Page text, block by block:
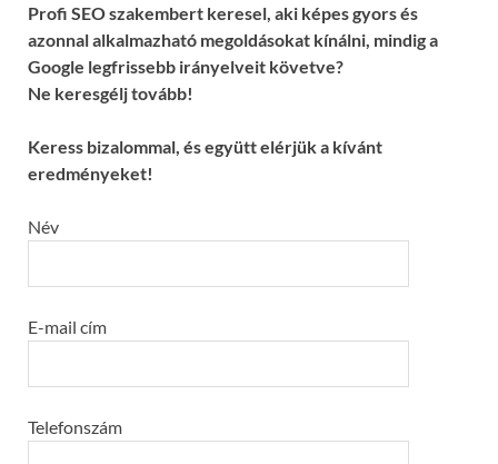
Profi SEO szakembert keresel, aki képes gyors és
azonnal alkalmazható megoldásokat kínálni, mindig a
Google legfrissebb irányelveit követve?
Ne keresgélj tovább!
Keress bizalommal, és együtt elérjük a kívánt
eredményeket!
Név
E-mail cím
Telefonszám